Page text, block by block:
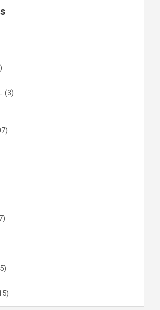
തുറന്നടിച്ച്
മാരാര്‍ ട്വന്റി 20 വിട്ടു
(3)